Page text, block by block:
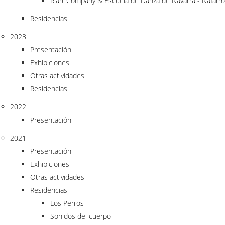
Residencias
2023
Presentación
Exhibiciones
Otras actividades
Residencias
2022
Presentación
2021
Presentación
Exhibiciones
Otras actividades
Residencias
Los Perros
Sonidos del cuerpo